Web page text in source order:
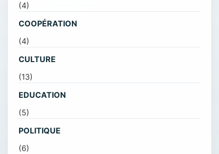
(4)
COOPÉRATION
(4)
CULTURE
(13)
EDUCATION
(5)
POLITIQUE
(6)